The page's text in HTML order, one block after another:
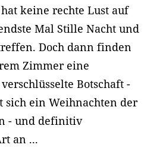
keine rechte Lust auf
Mal Stille Nacht und
Doch dann finden
Zimmer eine
Botschaft -
sich ein Weihnachten der
- und definitiv
an ...